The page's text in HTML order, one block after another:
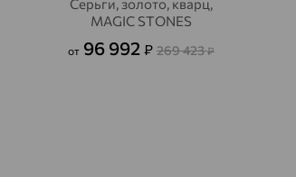
Серьги, золото, кварц,
MAGIC STONES
от 96 992 ₽ 269 423₽